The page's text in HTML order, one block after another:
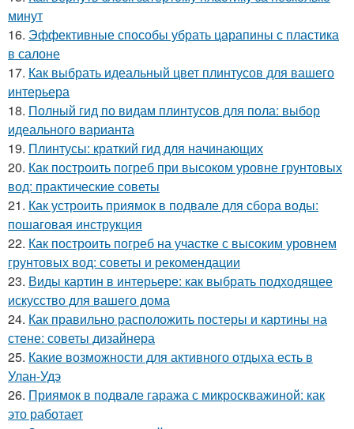
минут
16. Эффективные способы убрать царапины с пластика
в салоне
17. Как выбрать идеальный цвет плинтусов для вашего
интерьера
18. Полный гид по видам плинтусов для пола: выбор
идеального варианта
19. Плинтусы: краткий гид для начинающих
20. Как построить погреб при высоком уровне грунтовых
вод: практические советы
21. Как устроить приямок в подвале для сбора воды:
пошаговая инструкция
22. Как построить погреб на участке с высоким уровнем
грунтовых вод: советы и рекомендации
23. Виды картин в интерьере: как выбрать подходящее
искусство для вашего дома
24. Как правильно расположить постеры и картины на
стене: советы дизайнера
25. Какие возможности для активного отдыха есть в
Улан-Удэ
26. Приямок в подвале гаража с микроскважиной: как
это работает